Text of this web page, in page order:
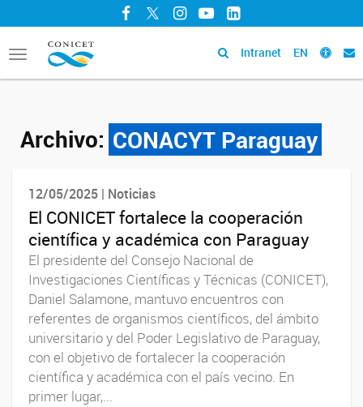
Facebook
TwitterInstagram
YouTubeLinkedIn
Toggle
navigation
Intranet EN
Archivo: CONACYT Paraguay
12/05/2025 | Noticias
El CONICET fortalece la cooperación
científica y académica con Paraguay
El presidente del Consejo Nacional de
Investigaciones Científicas y Técnicas (CONICET),
Daniel Salamone, mantuvo encuentros con
referentes de organismos científicos, del ámbito
universitario y del Poder Legislativo de Paraguay,
con el objetivo de fortalecer la cooperación
científica y académica con el país vecino. En
primer lugar,...